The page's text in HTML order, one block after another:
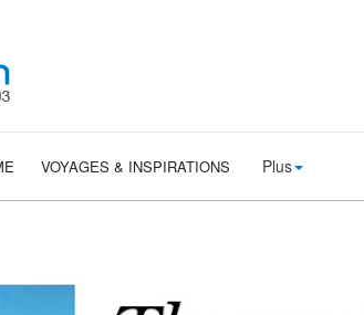
VOYAGES & INSPIRATIONS Plus